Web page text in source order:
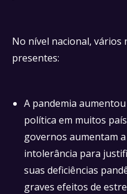
No nível nacional,
presentes:
A pandemia aumentou
política em muitos
governos aumentam
intolerância para
suas deficiências
graves efeitos de